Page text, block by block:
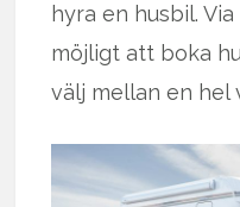
hyra en husbil. Via
möjligt att boka
välj mellan en hel